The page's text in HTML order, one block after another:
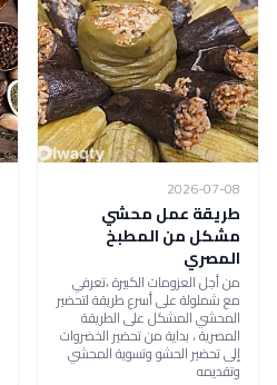
2026-07-08
طريقة عمل محشي
مشكل من المطبخ
المصري
من أجل العزومات الكبيرة ،تعرفي
مع شملولة على أسرع طريقة لتحضير
المحشي المشكل على الطريقة
المصرية ، بداية من تحضير الخضروات
إلى تحضير الحشو وتسوية المحشي
وتقديمه